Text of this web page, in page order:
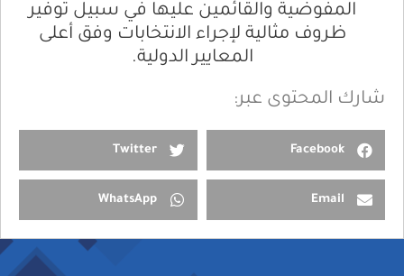
المفوضية والقائمين عليها في سبيل توفير
ظروف مثالية لإجراء الانتخابات وفق أعلى
المعايير الدولية.
شارك المحتوى عبر:
Facebook
Twitter
Email
WhatsApp